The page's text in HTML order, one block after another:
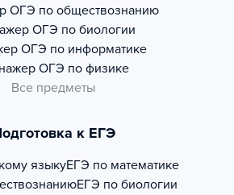
ОГЭ по обществознанию
ОГЭ по биологии
ОГЭ по информатике
ОГЭ по физике
Все предметы
к ЕГЭ
языкуЕГЭ по математике
ЕГЭ по биологии